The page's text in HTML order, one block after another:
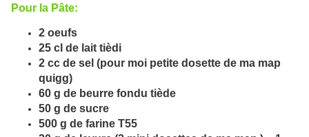
Pour la Pâte:
2 oeufs
25 cl de lait tièdi
2 cc de sel (pour moi petite dosette de ma map
quigg)
60 g de beurre fondu tiède
50 g de sucre
500 g de farine T55